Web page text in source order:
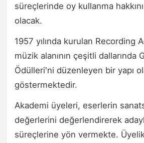
süreçlerinde oy kullanma
olacak.
1957 yılında kurulan Recording
müzik alanının çeşitli dallarında
Ödülleri'ni düzenleyen bir yapı
göstermektedir.
Akademi üyeleri, eserlerin
değerlerini değerlendirerek
süreçlerine yön vermekte.